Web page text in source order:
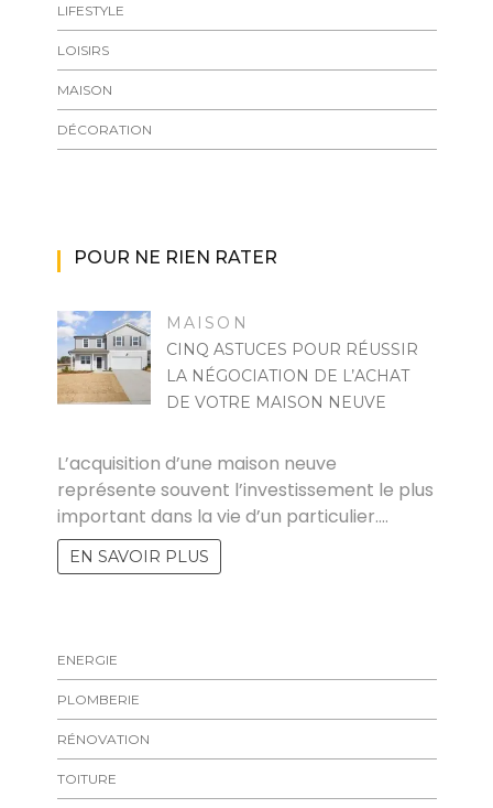
LIFESTYLE
LOISIRS
MAISON
DÉCORATION
POUR NE RIEN RATER
MAISON
CINQ ASTUCES POUR RÉUSSIR
LA NÉGOCIATION DE L’ACHAT
DE VOTRE MAISON NEUVE
L’acquisition d’une maison neuve
représente souvent l’investissement le plus
important dans la vie d’un particulier.…
EN SAVOIR PLUS
ENERGIE
PLOMBERIE
RÉNOVATION
TOITURE